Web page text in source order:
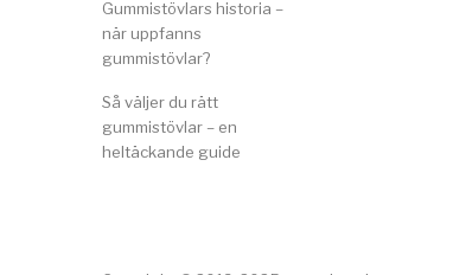
Gummistövlars historia –
när uppfanns
gummistövlar?
Så väljer du rätt
gummistövlar – en
heltäckande guide